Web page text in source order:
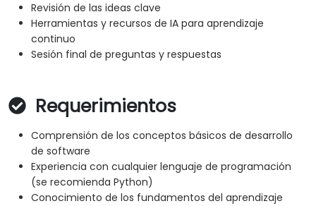
Revisión de las ideas clave
Herramientas y recursos de IA para aprendizaje
continuo
Sesión final de preguntas y respuestas
Requerimientos
Comprensión de los conceptos básicos de desarrollo
de software
Experiencia con cualquier lenguaje de programación
(se recomienda Python)
Conocimiento de los fundamentos del aprendizaje